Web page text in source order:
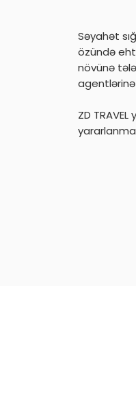
Səyahət
özündə
növünə
agentlərinə
ZD